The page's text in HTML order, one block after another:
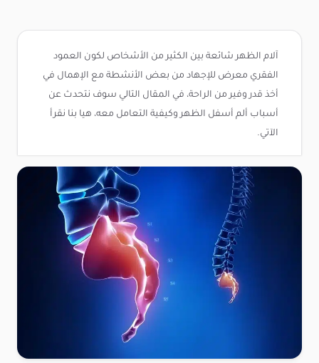
آلام الظهر شائعة بين الكثير من الأشخاص لكون العمود
الفقري معرض للإجهاد من بعض الأنشطة مع الإهمال في
أخذ قدر وفير من الراحة، في المقال التالي سوف نتحدث عن
أسباب ألم أسفل الظهر وكيفية التعامل معه، هيا بنا نقرأ
الآتي.